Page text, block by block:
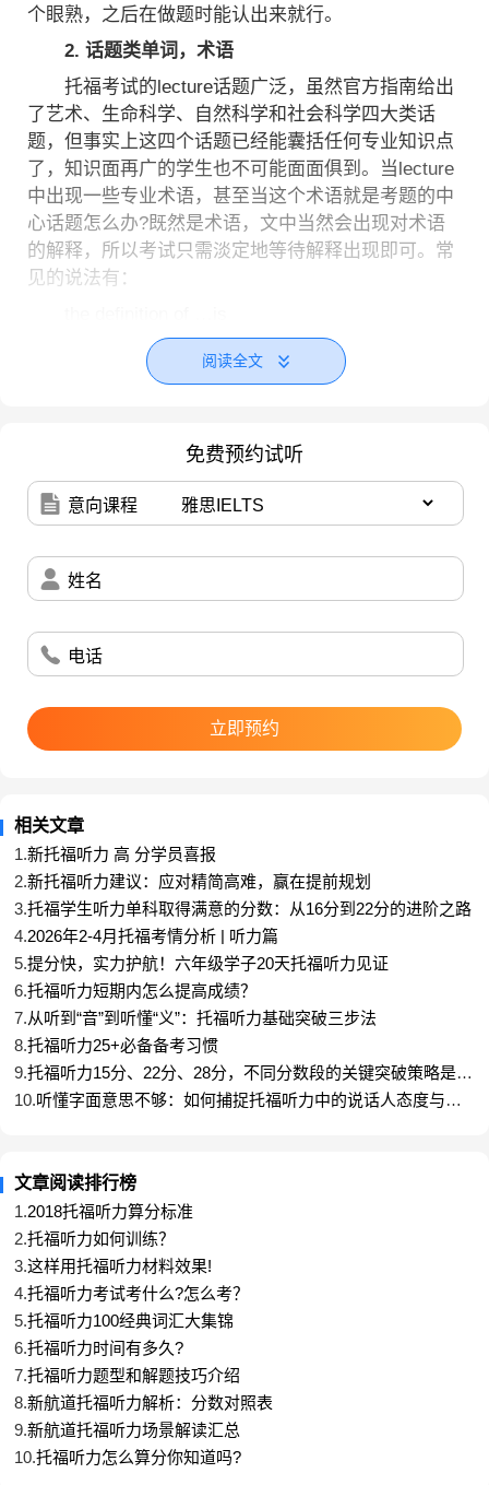
个眼熟，之后在做题时能认出来就行。
2. 话题类单词，术语
托福考试的lecture话题广泛，虽然官方指南给出
了艺术、生命科学、自然科学和社会科学四大类话
题，但事实上这四个话题已经能囊括任何专业知识点
了，知识面再广的学生也不可能面面俱到。当lecture
中出现一些专业术语，甚至当这个术语就是考题的中
心话题怎么办?既然是术语，文中当然会出现对术语
的解释，所以考试只需淡定地等待解释出现即可。常
见的说法有：
…can be defined as…
… , that/which is …
例如：What is spectroscopy? Well, the simplest
definition I can give you is that spectroscopy is the
study of the interaction between matter and light.
and spectral lines of light, and specifically for us, the
light from stars.
这两句话出自不同话题的两篇文章，但都和
spectroscopy(光谱学)这个话题相关，并做了定义。
所以不容易理解，但也能知道这个概念是和光相关
的，对做题也能产生辅助的理解作用，至少保证大方
3. 解释性语句
为了能帮助考生理解，对于非术语性的一些词和
语句，听力原文中也往往存在这样那样的解释。即便
单词本身不理解，也可以根据这些解释来了解基本含
义。常见的表达方式有：
… (by that) I mean…..
… that /which is…
… you know …
… in other words …
例如：…suddenly it stops and preens, you
后半句中straighten its feather即preen的解释，
因此preen可解释为整理，梳理。
4. 同义词，近义词
这种方式是文中最容易出现的，在相对较陌生的
单词后面紧跟一个或多个同义词。但对于考生来说，
出现生词很容易造成恐慌，在慌乱中同义词就过去
了，根本无暇顾及。提醒广大考生，考试不仅考实
力，更是对心态的考验，好的心态往往能起到很大的
作用。
阅读全文
免费预约试听
意向课程
姓名
电话
立即预约
相关文章
1.新托福听力 高 分学员喜报
2.新托福听力建议：应对精简高难，赢在提前规划
3.托福学生听力单科取得满意的分数：从16分到22分的进阶之路
4.2026年2-4月托福考情分析 | 听力篇
5.提分快，实力护航！六年级学子20天托福听力见证
6.托福听力短期内怎么提高成绩？
7.从听到“音”到听懂“义”：托福听力基础突破三步法
8.托福听力25+必备备考习惯
9.托福听力15分、22分、28分，不同分数段的关键突破策略是什
么？
10.听懂字面意思不够：如何捕捉托福听力中的说话人态度与语
文章阅读排行榜
1.2018托福听力算分标准
2.托福听力如何训练？
3.这样用托福听力材料效果!
4.托福听力考试考什么?怎么考？
5.托福听力100经典词汇大集锦
6.托福听力时间有多久?
7.托福听力题型和解题技巧介绍
8.新航道托福听力解析：分数对照表
9.新航道托福听力场景解读汇总
10.托福听力怎么算分你知道吗?